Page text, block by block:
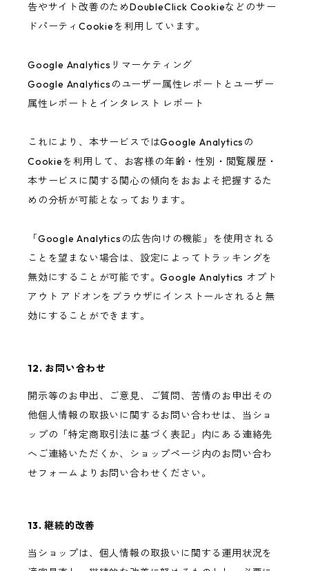
告やサイト改善のためDoubleClick Cookieなどのサー
ドパーティCookieを利用しています。
Google Analyticsリマーケティング
Google Analyticsのユーザー属性レポートとユーザー
属性レポートとインタレスト レポート
これにより、本サービスではGoogle Analyticsの
Cookieを利用して、お客様の年齢・性別・閲覧履歴・
本サービスに関する関心の傾向をおおよそ把握するた
めの分析が可能となっております。
「Google Analyticsの広告向けの機能」を使用される
ことを望まない場合は、設定によってトラッキングを
無効にすることが可能です。Google Analytics オプト
アウト アドオンをブラウザにインストールされると無
効にすることができます。
12. お問い合わせ
開示等のお申出、ご意見、ご質問、苦情のお申出その
他個人情報の取扱いに関するお問い合わせは、当ショ
ップの「特定商取引法に基づく表記」内にある連絡先
へご連絡いただくか、ショップページ内のお問い合わ
せフォームよりお問い合わせください。
13. 継続的改善
当ショップは、個人情報の取扱いに関する運用状況を